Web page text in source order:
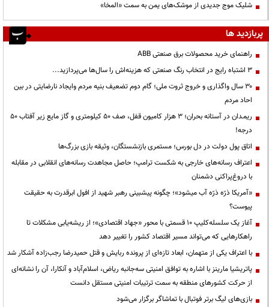
شلیک موج جدیدی از موشک‌های یمن به سمت «المخا»
پربازدید ها
راهنمای خرید محصولات برق صنعتی ABB
3 اشتباه رایج در انتخاب رنگ صنعتی که هزینه‌اش را سال‌ها می‌پردازید...
۳۰ سال واگذاری و خروج ثروت ملی؛ گام دوم تضعیف بنیه مردم وایجاد نارضایتی در بین
احاد مردم
ریمـدان در آستانه بحران؛ ۳ هزار کامیون قفل، صف ۵۰ کیلومتری و گاز مایع زیر آفتاب ۵۰
درجه!
اتاق پول دولت در دل بورس؛ مستمری بازنشستگان، وثیقه بازی بزرگ‌ها
اعتراف رسانه‌های خارجی به شکست ترامپ؛ حاصل مجاهدت رسانه‌های انقلابی در مقابله
با دروغ‌پراکنی دشمنان
«آمریکا ذرّه ذرّه آب میشود»؛ چگونه پیشبینی رهبر شهید از افول ابرقدرت به حقیقت
پیوست؟
آغاز یک سلسله‌کلیپ ۱۰ قسمتی با محور «جهاد اقتصادی»؛ از ریشه‌یابی مشکلات تا
راهکارهایی که می‌تواند مسیر اقتصاد کشور را تغییر دهد
با اعتراف یکی از متهمان، ابعاد تازه‌ای از پرونده ربایش و قتل حمیدرضا رجب‌زاده آشکار شد
پاتریشیا مارینز با اشاره به توافق امنیتی سه‌جانبه ریاض، اسلام‌آباد و آنکارا، آن را نشانه‌ای
از حرکت کشورهای منطقه به سمت ترتیبات امنیتی مستقل دانست
بازی‌های لیگ برتر فوتبال با تماشاگر برگزار می‌شود